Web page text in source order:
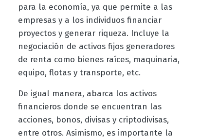
para la economía, ya que permite a las
empresas y a los individuos financiar
proyectos y generar riqueza. Incluye la
negociación de activos fijos generadores
de renta como bienes raíces, maquinaria,
equipo, flotas y transporte, etc.
De igual manera, abarca los activos
financieros donde se encuentran las
acciones, bonos, divisas y criptodivisas,
entre otros. Asimismo, es importante la